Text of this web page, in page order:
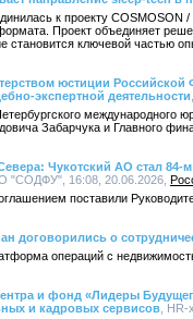
к проекту COSMOSON
Проект объединяет
становится ключевой частью
юстиции
экспертной деятельности
международного
Забарчука и Главного
Чукотский АО стал
"СОДФУ", 16:08, 20.06.2026,
поставили
договорились о
операций с
и фонд «Лидеры
и кадровых сервисов ,